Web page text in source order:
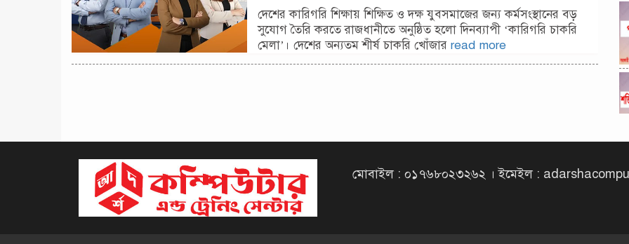
দেশের কারিগরি শিক্ষায় শিক্ষিত ও দক্ষ যুবসমাজের জন্য কর্মসংস্থানের বড়
সুযোগ তৈরি করতে রাজধানীতে অনুষ্ঠিত হলো দিনব্যাপী ‘কারিগরি চাকরি
মেলা’। দেশের অন্যতম শীর্ষ চাকরি খোঁজার read more
মোবাইল : ০১৭৬৮০২৩২৬২ । ইমেইল :